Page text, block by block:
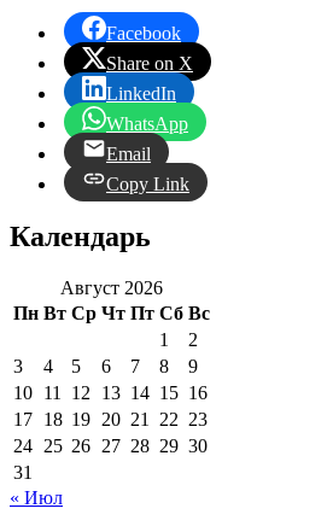
Facebook
Share on X
LinkedIn
WhatsApp
Email
Copy Link
Календарь
Август 2026
Пн Вт Ср Чт Пт Сб Вс
1
2
3
4 5 6 7 8
9
10 11 12 13 14 15 16
17 18 19 20 21 22 23
24 25 26 27 28 29 30
31
« Июл